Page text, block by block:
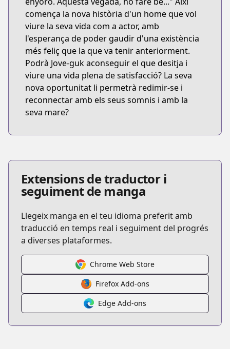
comença la nova història d'un home que vol
viure la seva vida com a actor, amb
l'esperança de poder gaudir d'una existència
més feliç que la que va tenir anteriorment.
Podrà Jove-guk aconseguir el que desitja i
viure una vida plena de satisfacció? La seva
nova oportunitat li permetrà redimir-se i
reconnectar amb els seus somnis i amb la
seva mare?
Extensions de traductor i
seguiment de manga
Llegeix manga en el teu idioma preferit amb
traducció en temps real i seguiment del progrés
a diverses plataformes.
Chrome Web Store
Firefox Add-ons
Edge Add-ons